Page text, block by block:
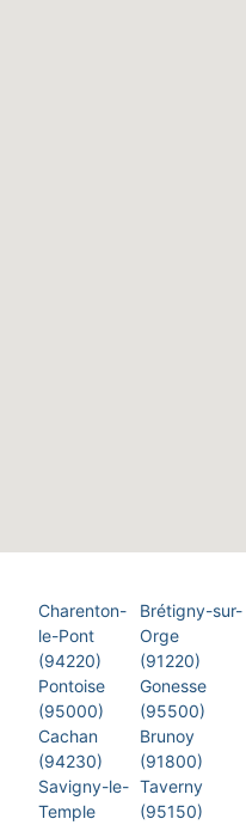
Charenton-
le-Pont
(94220)
Pontoise
(95000)
Cachan
(94230)
Savigny-le-
Temple
Brétigny-sur-
Orge
(91220)
Gonesse
(95500)
Brunoy
(91800)
Taverny
(95150)